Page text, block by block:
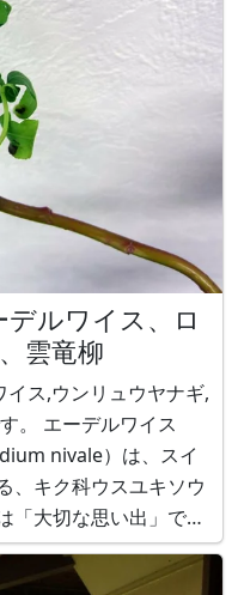
ルワイス、ロ
雲竜柳
ス,ウンリュウヤナギ,
ス
nivale）は、スイ
、キク科ウスユキソウ
「大切な思い出」で
ナ